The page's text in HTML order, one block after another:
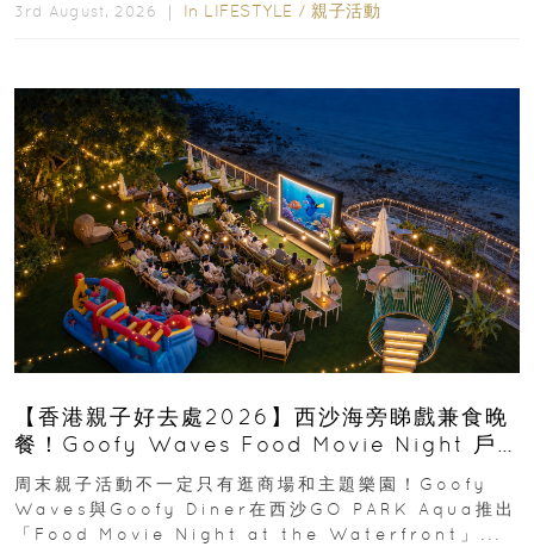
3rd August, 2026 ｜ In LIFESTYLE / 親子活動
【香港親子好去處2026】西沙海旁睇戲兼食晚
餐！Goofy Waves Food Movie Night 戶
外影院逢週末登場
周末親子活動不一定只有逛商場和主題樂園！Goofy
Waves與Goofy Diner在西沙GO PARK Aqua推出
「Food Movie Night at the Waterfront」...